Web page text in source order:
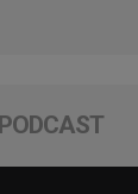
PODCAST